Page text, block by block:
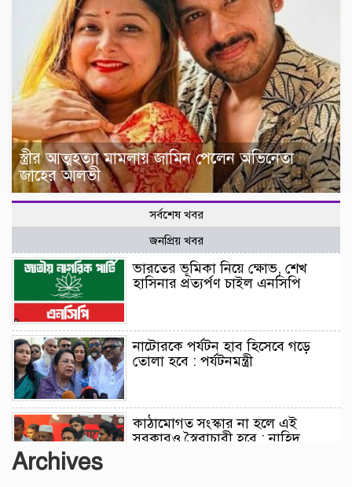
স্ত্রীর আত্মহত্যা মামলায় জামিন পেলেন অভিনেতা
জাহের আলভী
সর্বশেষ খবর
জনপ্রিয় খবর
ভারতের ভূমিকা নিয়ে ক্ষোভ, শেখ
হাসিনার প্রত্যর্পণ চাইল এনসিপি
নাটোরকে পর্যটন হাব হিসেবে গড়ে
তোলা হবে : পর্যটনমন্ত্রী
কাঠামোগত সংস্কার না হলে এই
সরকারও স্বৈরাচারী হবে : নাহিদ
Archives